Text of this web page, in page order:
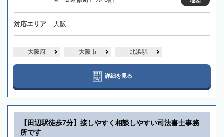
対応エリア 大阪
大阪府 大阪市 北浜駅
詳細を見る
【田辺駅徒歩7分】接しやすく相談しやすい司法書士事務
所です